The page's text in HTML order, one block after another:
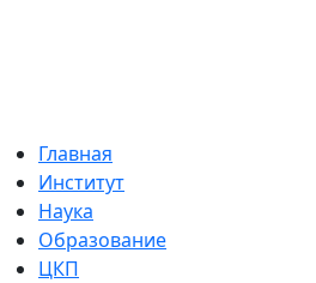
Главная
Институт
Наука
Образование
ЦКП